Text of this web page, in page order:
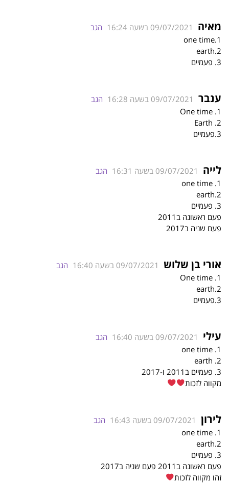
מאיה 09/07/2021 בשעה 16:24
הגב
one time.1
2.earth
3. פעמיים
ענבר 09/07/2021 בשעה 16:28
הגב
1. One time
2. Earth
3.פעמיים
לייה 09/07/2021 בשעה 16:31
הגב
1. one time
2.earth
3. פעמיים
פעם ראשונה ב2011
פעם שניה ב2017
אורי בן שלוש 09/07/2021 בשעה 16:40
הגב
1. One time
2.earth
3.פעמיים
עילי 09/07/2021 בשעה 16:40
הגב
1. one time
2. earth
3. פעמיים ב2011 ו-2017
מקווה לזכות
לירון 09/07/2021 בשעה 16:43
הגב
1. one time
2.earth
3. פעמיים
פעם ראשונה ב2011 פעם שניה ב2017
זהו מקווה לזכות